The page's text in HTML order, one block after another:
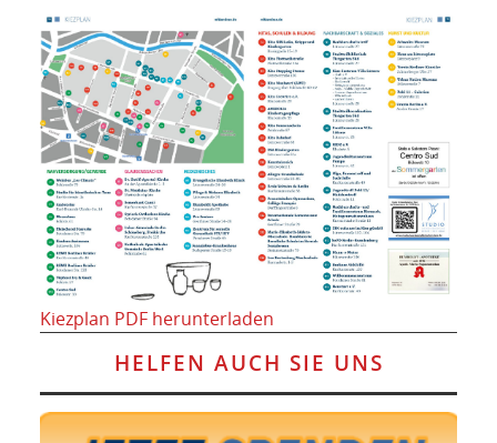
Kiezplan PDF herunterladen
HELFEN AUCH SIE UNS